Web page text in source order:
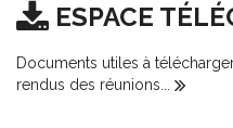
ESPACE
Documents utiles à
rendus des réunions...